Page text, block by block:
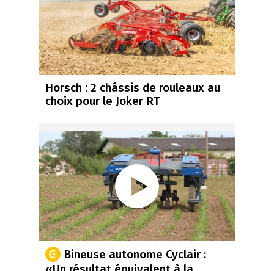
Horsch : 2 châssis de rouleaux au
choix pour le Joker RT
Bineuse autonome Cyclair :